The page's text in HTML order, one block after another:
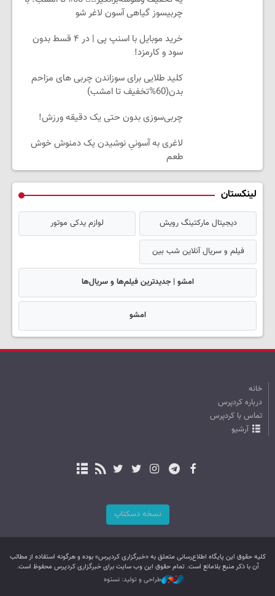
چربیسوز گیاهی آسون لاغر شو
خرید موبایل با اسنپ پی | در ۴ قسط بدون
سود و کارمزد!
کلید طلایی برای سوزاندن چربی های مزاحم
بدن(60%تخفیف تا امشب)
چربی‌سوزی بدون حتی یک دقیقه ورزش!
لاغری به آسونیِ نوشیدن یک دمنوش خوش
طعم
لینکستان
دیجیتال مارکتینگ رویش لوازم یدکی موتور
فیلم و سریال آنلاین شب بین
امشو | جدیدترین فیلم‌ها و سریال‌ها
امشو
خانه
درباره کردپرس
تماس با کردپرس
آرشیو
نسخه دسکتاپ
کليه حقوق اين پایگاه اطلاع‌رسانی متعلق به «خبرگزاری کردپرس» بوده و هرگونه استفاده از مطالب
آن با ذکر منبع بلامانع است. تمام حقوق این وب سایت برای خبرگزاری کردپرس محفوظ است.
طراحی و تولید: نستوه